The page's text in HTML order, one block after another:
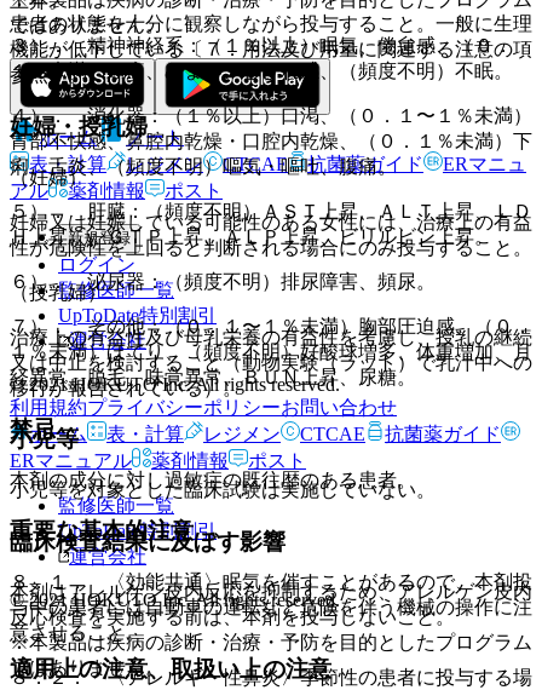
患者の状態を十分に観察しながら投与すること。一般に生理
機能が低下している〔７．用法及び用量に関連する注意の項
参照〕。
妊婦・授乳婦
（妊婦）
妊婦又は妊娠している可能性のある女性には、治療上の有益
性が危険性を上回ると判断される場合にのみ投与すること。
（授乳婦）
治療上の有益性及び母乳栄養の有益性を考慮し、授乳の継続
又は中止を検討すること（動物実験（ラット）で乳汁中への
移行が報告されている）。
小児等
小児等を対象とした臨床試験は実施していない。
臨床検査結果に及ぼす影響
本剤はアレルゲン皮内反応を抑制するため、アレルゲン皮内
反応検査を実施する前は、本剤を投与しないこと。
適用上の注意、取扱い上の注意
３）． 精神神経系：（１％以上）眠気、倦怠感、（０．
１％未満）頭痛、めまい、しびれ感、（頻度不明）不眠。
４）． 消化器：（１％以上）口渇、（０．１〜１％未満）
胃部不快感、鼻腔内乾燥・口腔内乾燥、（０．１％未満）下
痢、舌炎、（頻度不明）嘔気・嘔吐、腹痛。
５）． 肝臓：（頻度不明）ＡＳＴ上昇、ＡＬＴ上昇、ＬＤ
Ｈ上昇、γ−ＧＴＰ上昇、ＡＬＰ上昇、ビリルビン上昇。
６）． 泌尿器：（頻度不明）排尿障害、頻尿。
７）． その他：（０．１〜１％未満）胸部圧迫感、（０．
１％未満）ほてり、（頻度不明）好酸球増多、体重増加、月
経異常、脱毛、味覚異常、ＢＵＮ上昇、尿糖。
禁忌
本剤の成分に対し過敏症の既往歴のある患者。
重要な基本的注意
８．１． 〈効能共通〉眠気を催すことがあるので、本剤投
与中の患者には自動車の運転など危険を伴う機械の操作に注
意させること。
８．２． 〈アレルギー性鼻炎〉季節性の患者に投与する場
ではありません。
ホーム
ノート
表・計算
レジメン CTCAE 抗菌薬ガイド
ERマニュ
アル
薬剤情報 ポスト
新規登録
ログイン
監修医師一覧
UpToDate特別割引
運営会社
© 2021 HOKUTO Inc. All rights reserved.
利用規約プライバシーポリシーお問い合わせ
ホーム
表・計算 レジメン CTCAE
抗菌薬ガイド
ERマニュアル
薬剤情報 ポスト
監修医師一覧
UpToDate特別割引
運営会社
© 2021 HOKUTO Inc. All rights reserved.
※本製品は疾病の診断・治療・予防を目的としたプログラム
ではありません。